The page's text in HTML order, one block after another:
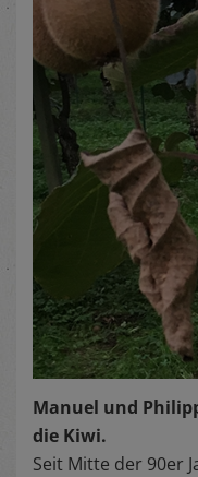
Manuel und
die Kiwi.
Seit Mitte der 90er